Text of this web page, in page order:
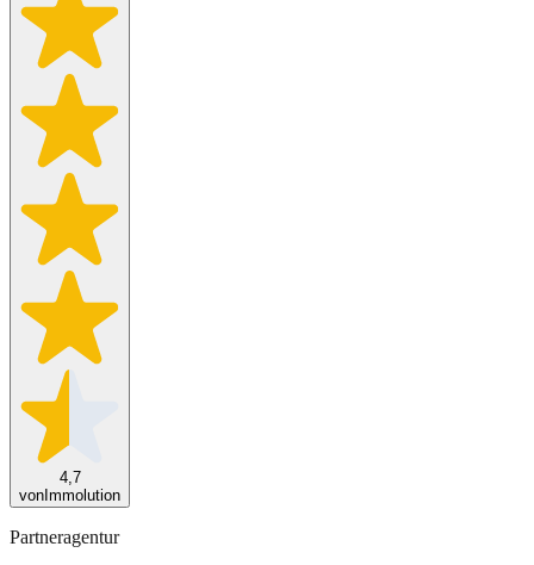
4,7
von Immolution
Partneragentur